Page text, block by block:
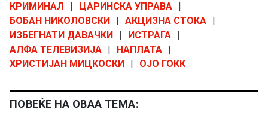
КРИМИНАЛ ЦАРИНСКА УПРАВА
БОБАН НИКОЛОВСКИ
АКЦИЗНА СТОКА
ИЗБЕГНАТИ ДАВАЧКИ
ИСТРАГА
АЛФА ТЕЛЕВИЗИЈА
НАПЛАТА
ХРИСТИЈАН МИЦКОСКИ
ОЈО ГОКК
ПОВЕЌЕ НА ОВАА ТЕМА: